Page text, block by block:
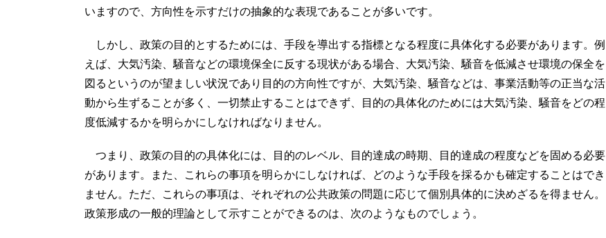
いますので、方向性を示すだけの抽象的な表現であることが多いです。
しかし、政策の目的とするためには、手段を導出する指標となる程度に具体化する必要があります。例
えば、大気汚染、騒音などの環境保全に反する現状がある場合、大気汚染、騒音を低減させ環境の保全を
図るというのが望ましい状況であり目的の方向性ですが、大気汚染、騒音などは、事業活動等の正当な活
動から生ずることが多く、一切禁止することはできず、目的の具体化のためには大気汚染、騒音をどの程
度低減するかを明らかにしなければなりません。
つまり、政策の目的の具体化には、目的のレベル、目的達成の時期、目的達成の程度などを固める必要
があります。また、これらの事項を明らかにしなければ、どのような手段を採るかも確定することはでき
ません。ただ、これらの事項は、それぞれの公共政策の問題に応じて個別具体的に決めざるを得ません。
政策形成の一般的理論として示すことができるのは、次のようなものでしょう。